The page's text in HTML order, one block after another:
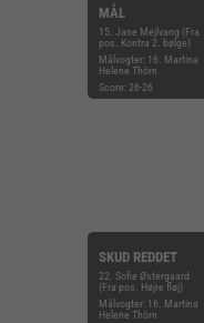
MÅL
15. Jane Mejlvang (Fra
pos. Kontra 2. bølge)
Målvogter: 16. Martina
Helene Thörn
Score: 26-26
SKUD REDDET
22. Sofie Østergaard
(Fra pos. Højre fløj)
Målvogter: 16. Martina
Helene Thörn